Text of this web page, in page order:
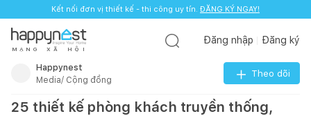
Kết nối đơn vị thiết kế - thi công uy tín. ĐĂNG KÝ NGAY!
M Ạ N G X Ã H Ộ I
Đăng nhập Đăng ký
Happynest
Media/ Cộng đồng
Theo dõi
25 thiết kế phòng khách truyền thống,